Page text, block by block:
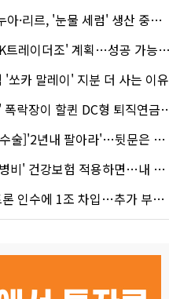
·리르, '눈물 세럼' 생산 중단한다
이더조' 계획…성공 가능성은 '글쎄'
'쏘카 말레이' 지분 더 사는 이유
이 할퀸 DC형 퇴직연금…전문가 조언은
]'2년내 팔아라'…뒷문은 열었다
건강보험 적용하면…내 간병보험은?
인수에 1조 차입…추가 부담은?